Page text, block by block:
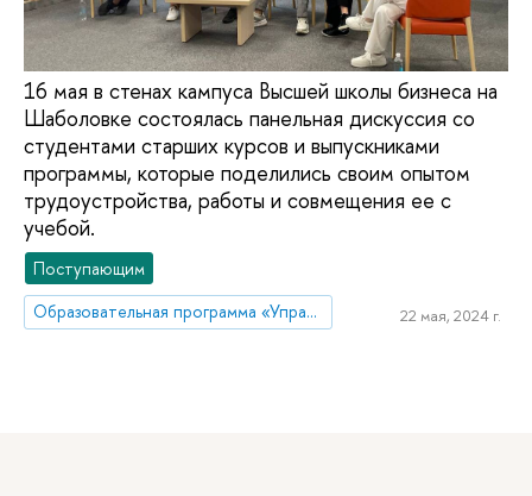
16 мая в стенах кампуса Высшей школы бизнеса на
Шаболовке состоялась панельная дискуссия со
студентами старших курсов и выпускниками
программы, которые поделились своим опытом
трудоустройства, работы и совмещения ее с
учебой.
Поступающим
Образовательная программа «Управление цифровым продуктом»
22 мая, 2024 г.